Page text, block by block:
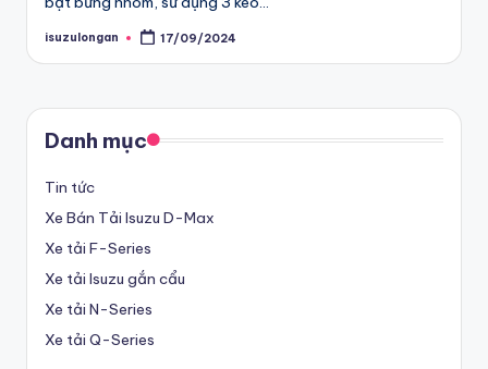
ã
n
T
L
o
n
g
Chính
hãng
giá
Posted
isuzulongan 17/09/2024
Danh mục
Tin tức
Xe Bán Tải Isuzu D-Max
Xe tải F-Series
Xe tải Isuzu gắn cẩu
Xe tải N-Series
Xe tải Q-Series